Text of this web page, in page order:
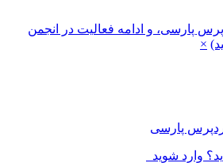
پارسی، و ادامه فعالیت در انجمن
×
وارد شوید